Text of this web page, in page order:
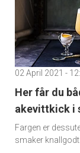
02 April 2021 -
Her får du
akevittkick i
Fargen er
smaker knallgodt.